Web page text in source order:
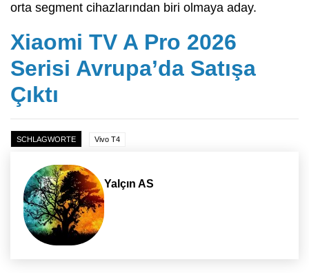
orta segment cihazlarından biri olmaya aday.
Xiaomi TV A Pro 2026
Serisi Avrupa’da Satışa
Çıktı
SCHLAGWORTE Vivo T4
Yalçın AS